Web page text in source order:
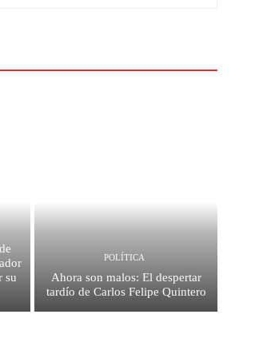
su
POLÍTICA
Ahora son malos: El despertar
tardío de Carlos Felipe Quintero